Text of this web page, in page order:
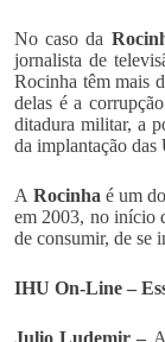
No caso da
jornalista de
Rocinha têm mais
delas é a
ditadura militar, a
da implantação das
A Rocinhaé um
em 2003, no início
de consumir, de se
IHU On-Line –
Julio Ludemir –